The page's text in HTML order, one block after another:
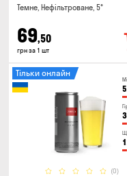
Темне, Нефільтроване, 5°
69,50
грн за 1 шт
(0)
Тільки онлайн